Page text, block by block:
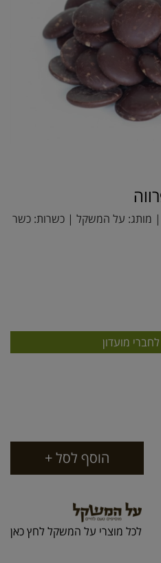
| מותג: על המשקל | כשרות: כשר
לכל מוצרי על המשקל לחץ כאן